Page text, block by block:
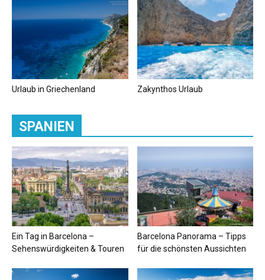
Urlaub in Griechenland Zakynthos Urlaub
SPANIEN
Ein Tag in Barcelona –
Sehenswürdigkeiten & Touren
Barcelona Panorama – Tipps
für die schönsten Aussichten